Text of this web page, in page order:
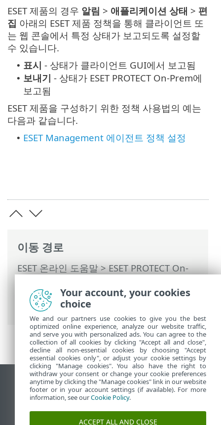
이동 경로
ESET 온라인 도움말>ESET PROTECT On-
ESET PROTECT On-Prem 기본 메뉴>정책
> ESET PROTECT On-Prem에서 제품 구성
ESET 제품의 경우 알림 > 애플리케이션 상태 > 편
집 아래의 ESET 제품 정책을 통해 클라이언트 또
는 웹 콘솔에서 특정 상태가 보고되도록 설정할
수 있습니다.
• 표시 - 상태가 클라이언트 GUI에서 보고됨
• 보내기 - 상태가 ESET PROTECT On-Prem에
보고됨
ESET 제품을 구성하기 위한 정책 사용법의 예는
다음과 같습니다.
• ESET Management 에이전트 정책 설정
데스크톱 사이트 보기
End of Life
ESET 지식 베이스
Your account, your cookies
choice
We and our partners use cookies to give you the best
optimized online experience, analyze our website traffic,
and serve you with personalized ads. You can agree to the
collection of all cookies by clicking "Accept all and close",
decline all non-essential cookies by choosing "Accept
essential cookies only", or adjust your cookie settings by
clicking "Manage cookies". You also have the right to
withdraw your consent or change your cookie preferences
anytime by clicking the "Manage cookies" link in our website
footer or in your account settings (if available). For more
information, see ourCookie Policy.
ACCEPT ALL AND CLOSE